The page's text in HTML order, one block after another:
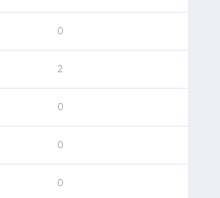
0
2
0
0
0